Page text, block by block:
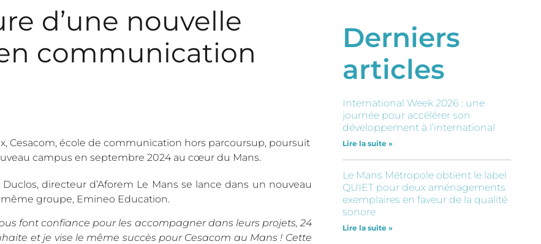
d’une nouvelle
communication
Cesacom, école de communication hors parcoursup, poursuit
campus en septembre 2024 au cœur du Mans.
Duclos, directeur d’Aforem Le Mans se lance dans un nouveau
groupe, Emineo Education.
font confiance pour les accompagner dans leurs projets, 24
et je vise le même succès pour Cesacom au Mans ! Cette
Derniers
articles
International Week 2026 : une
journée pour accélérer son
développement à l’international
Lire la suite »
Le Mans Métropole obtient le label
QUIET pour deux aménagements
exemplaires en faveur de la qualité
sonore
Lire la suite »